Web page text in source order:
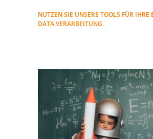
NUTZEN SIE UNSERE TOOLS FÜR IHRE
DATA VERARBEITUNG